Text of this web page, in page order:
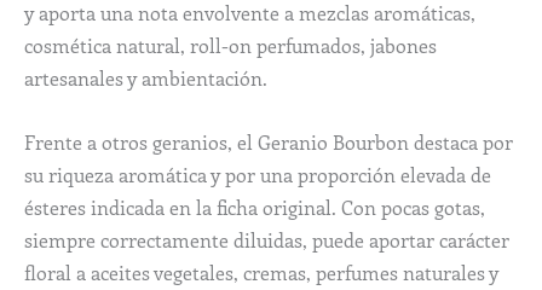
y aporta una nota envolvente a mezclas aromáticas,
cosmética natural, roll-on perfumados, jabones
artesanales y ambientación.
Frente a otros geranios, el Geranio Bourbon destaca por
su riqueza aromática y por una proporción elevada de
ésteres indicada en la ficha original. Con pocas gotas,
siempre correctamente diluidas, puede aportar carácter
floral a aceites vegetales, cremas, perfumes naturales y